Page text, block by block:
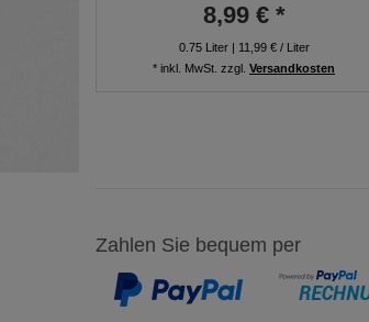
8,99 € *
0.75Liter| 11,99 € / Liter
* inkl. MwSt. zzgl. Versandkosten
Zahlen Sie bequem per